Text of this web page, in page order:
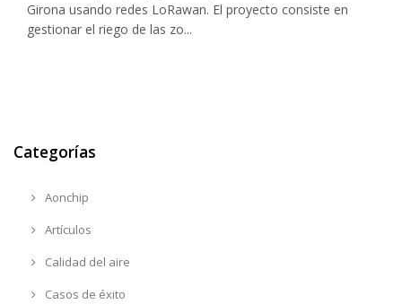
Girona usando redes LoRawan. El proyecto consiste en
gestionar el riego de las zo...
Categorías
Aonchip
Artículos
Calidad del aire
Casos de éxito